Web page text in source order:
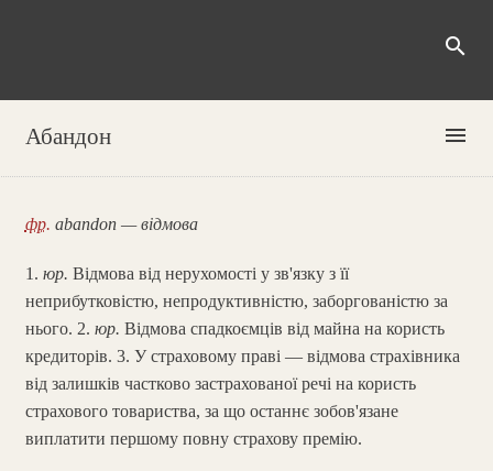
search
Абандон menu
фр. abandon — відмова
1. юр. Відмова від нерухомості у зв'язку з її
неприбутковістю, непродуктивністю, заборгованістю за
нього. 2. юр. Відмова спадкоємців від майна на користь
кредиторів. 3. У страховому праві — відмова страхівника
від залишків частково застрахованої речі на користь
страхового товариства, за що останнє зобов'язане
виплатити першому повну страхову премію.